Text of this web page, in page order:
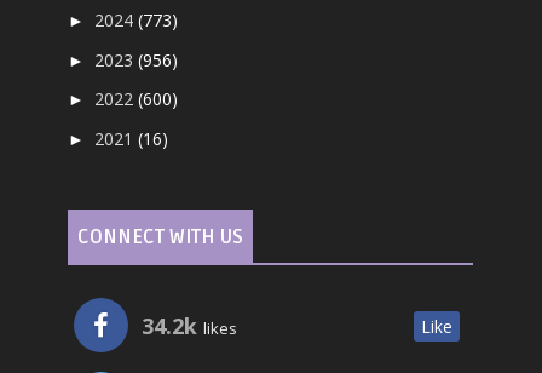
► 2024(773)
► 2023(956)
► 2022(600)
► 2021(16)
CONNECT WITH US
34.2k likes Like